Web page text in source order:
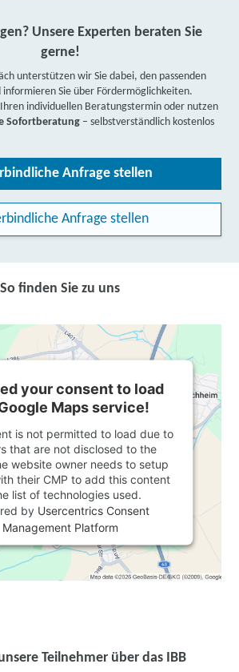
Unsere Experten beraten Sie
gerne!
unterstützen wir Sie dabei, den passenden
informieren Sie über Fördermöglichkeiten.
individuellen Beratungstermin oder nutzen
Sofortberatung – selbstverständlich kostenlos
Anfrage stellen
Anfrage stellen
So finden Sie zu uns
your consent to load
Maps service!
is not permitted to load due to
that are not disclosed to the
website owner needs to setup
their CMP to add this content
list of technologies used.
by Usercentrics Consent
Management Platform
Teilnehmer über das IBB